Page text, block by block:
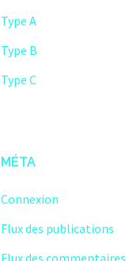
Type A
Type B
Type C
MÉTA
Connexion
Flux des publications
Flux des commentaires